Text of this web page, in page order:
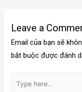
Leave a
Email của bạn sẽ
bắt buộc được đánh